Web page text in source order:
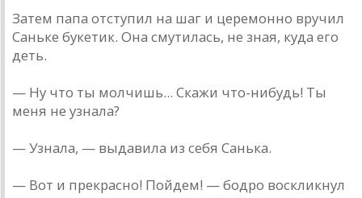
Затем папа отступил на шаг и церемонно вручил
Саньке букетик. Она смутилась, не зная, куда его
деть.
— Ну что ты молчишь... Скажи что-нибудь! Ты
меня не узнала?
— Узнала, — выдавила из себя Санька.
— Вот и прекрасно! Пойдем! — бодро воскликнул